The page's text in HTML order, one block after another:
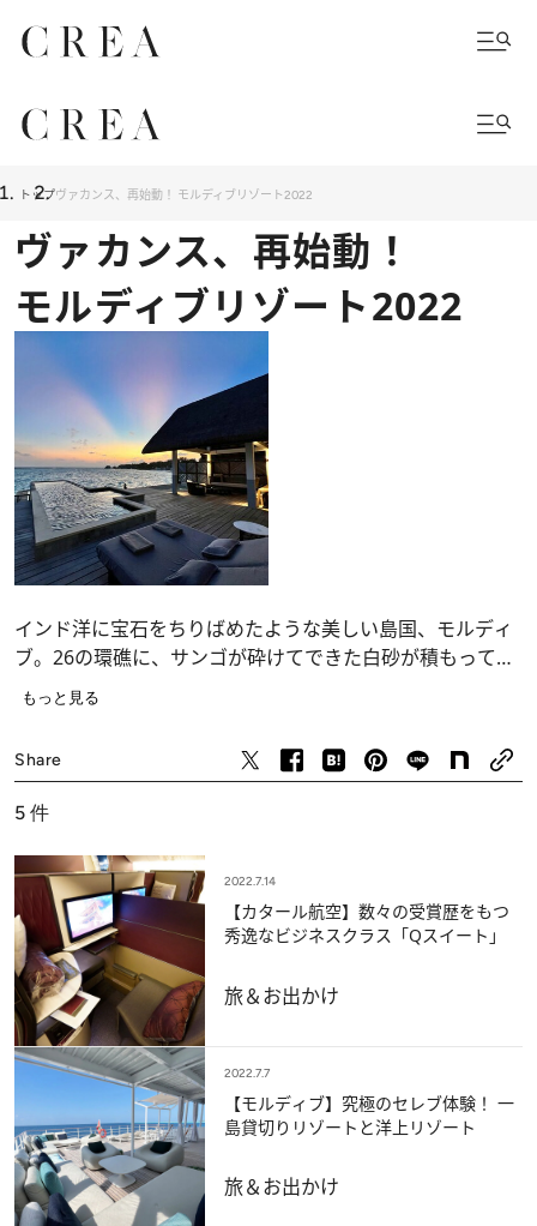
トップヴァカンス、再始動！ モルディブリゾート2022
ヴァカンス、再始動！
モルディブリゾート2022
インド洋に宝石をちりばめたような美しい島国、モルディ
ブ。26の環礁に、サンゴが砕けてできた白砂が積もってで
きた、約1,200の島々がある。そのほとんどは無人島で、リ
な島には1軒のリゾートホテルしかないという、アイラン
ドリゾートとなっている。コロナ禍でいち早く国境を開
き、以前のにぎわいを取り戻している4つのリゾート島と、
ラグジュリークルーズ船をご紹介しよう。
もっと見る
Share
5 件
2022.7.14
【カタール航空】数々の受賞歴をもつ
秀逸なビジネスクラス「Qスイート」
旅＆お出かけ
2022.7.7
【モルディブ】究極のセレブ体験！ 一
島貸切りリゾートと洋上リゾート
旅＆お出かけ